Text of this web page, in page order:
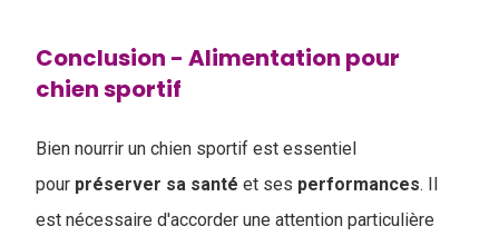
Conclusion - Alimentation pour
chien sportif
Bien nourrir un chien sportif est essentiel
pour préserver sa santé et ses performances. Il
est nécessaire d'accorder une attention particulière